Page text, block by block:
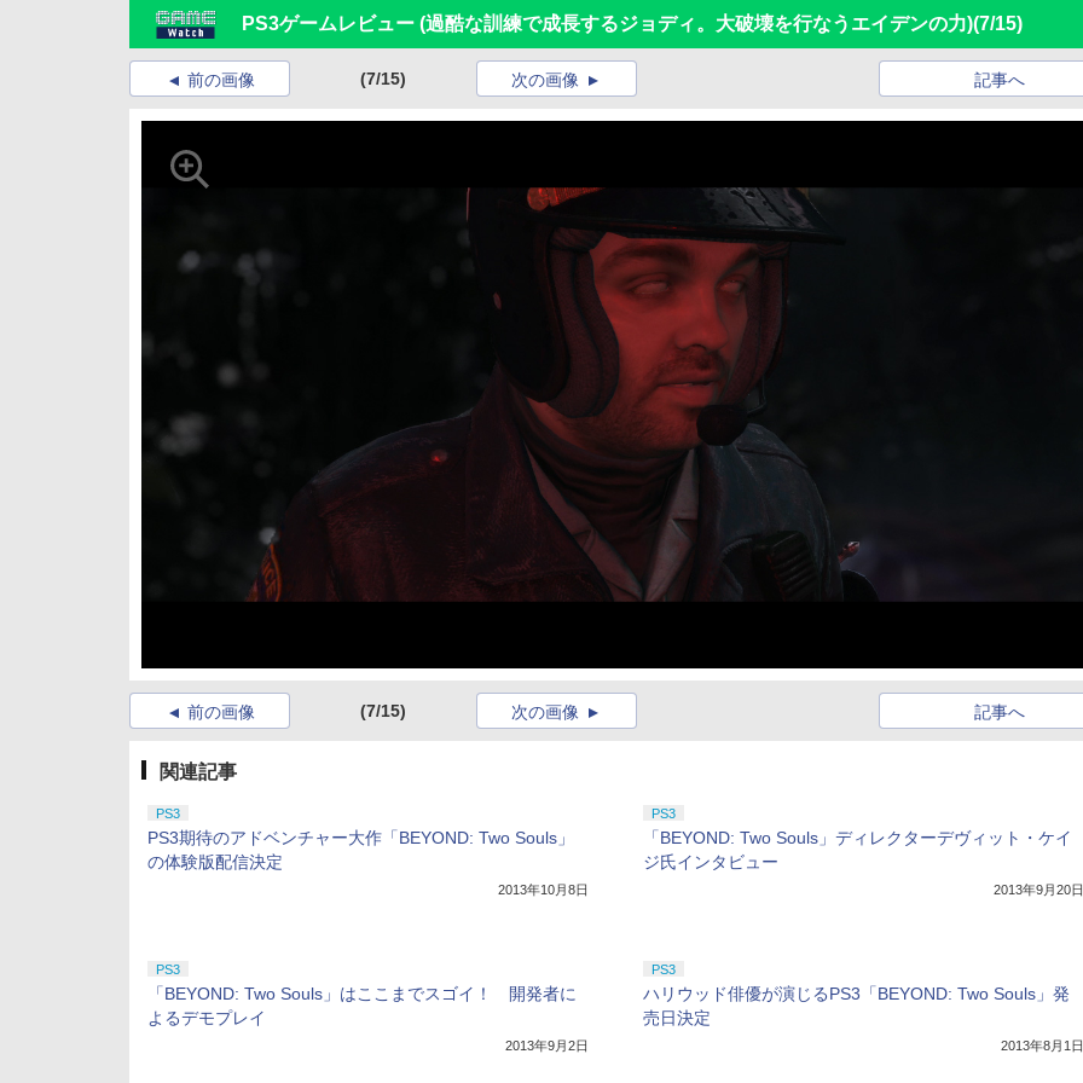
PS3ゲームレビュー (過酷な訓練で成長するジョディ。大破壊を行なうエイデンの力)(7/15)
前の画像 (7/15) 記事へ
次の画像
前の画像 (7/15) 記事へ
次の画像
関連記事
PS3
PS3期待のアドベンチャー大作「BEYOND: Two Souls」
の体験版配信決定
2013年10月8日
PS3
「BEYOND: Two Souls」ディレクターデヴィット・ケイ
ジ氏インタビュー
2013年9月20日
PS3
「BEYOND: Two Souls」はここまでスゴイ！ 開発者に
よるデモプレイ
2013年9月2日
PS3
ハリウッド俳優が演じるPS3「BEYOND: Two Souls」発
売日決定
2013年8月1日